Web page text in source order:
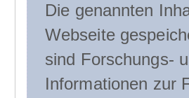
Die genannten
Webseite
sind Forschungs-
Informationen zur